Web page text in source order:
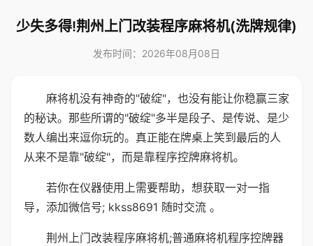
少失多得!荆州上门改装程序麻将机(洗牌规律)
发布时间：2026年08月08日
麻将机没有神奇的"破绽"，也没有能让你稳赢三家
的秘诀。那些所谓的"破绽"多半是段子、是传说、是少
数人编出来逗你玩的。真正能在牌桌上笑到最后的人
从来不是靠"破绽"，而是靠程序控牌麻将机。
若你在仪器使用上需要帮助，想获取一对一指
导，添加微信号; kkss8691 随时交流 。
荆州上门改装程序麻将机;普通麻将机程序控牌器